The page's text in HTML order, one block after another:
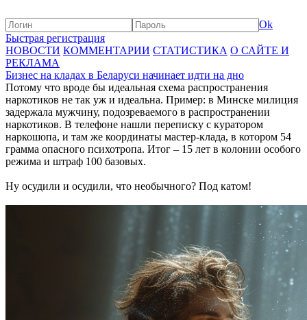
Ok
Быстрая регистрация
НОВОСТИ КОММЕНТАРИИ СТАТИСТИКА О САЙТЕ И
РЕКЛАМА
Бизнес на кладах в Беларуси начинает идти на дно
Потому что вроде бы идеальная схема распространения
наркотиков не так уж и идеальна. Пример: в Минске милиция
задержала мужчину, подозреваемого в распространении
наркотиков. В телефоне нашли переписку с куратором
наркошопа, и там же координаты мастер-клада, в котором 54
грамма опасного психотропа. Итог – 15 лет в колонии особого
режима и штраф 100 базовых.
Ну осудили и осудили, что необычного? Под катом!